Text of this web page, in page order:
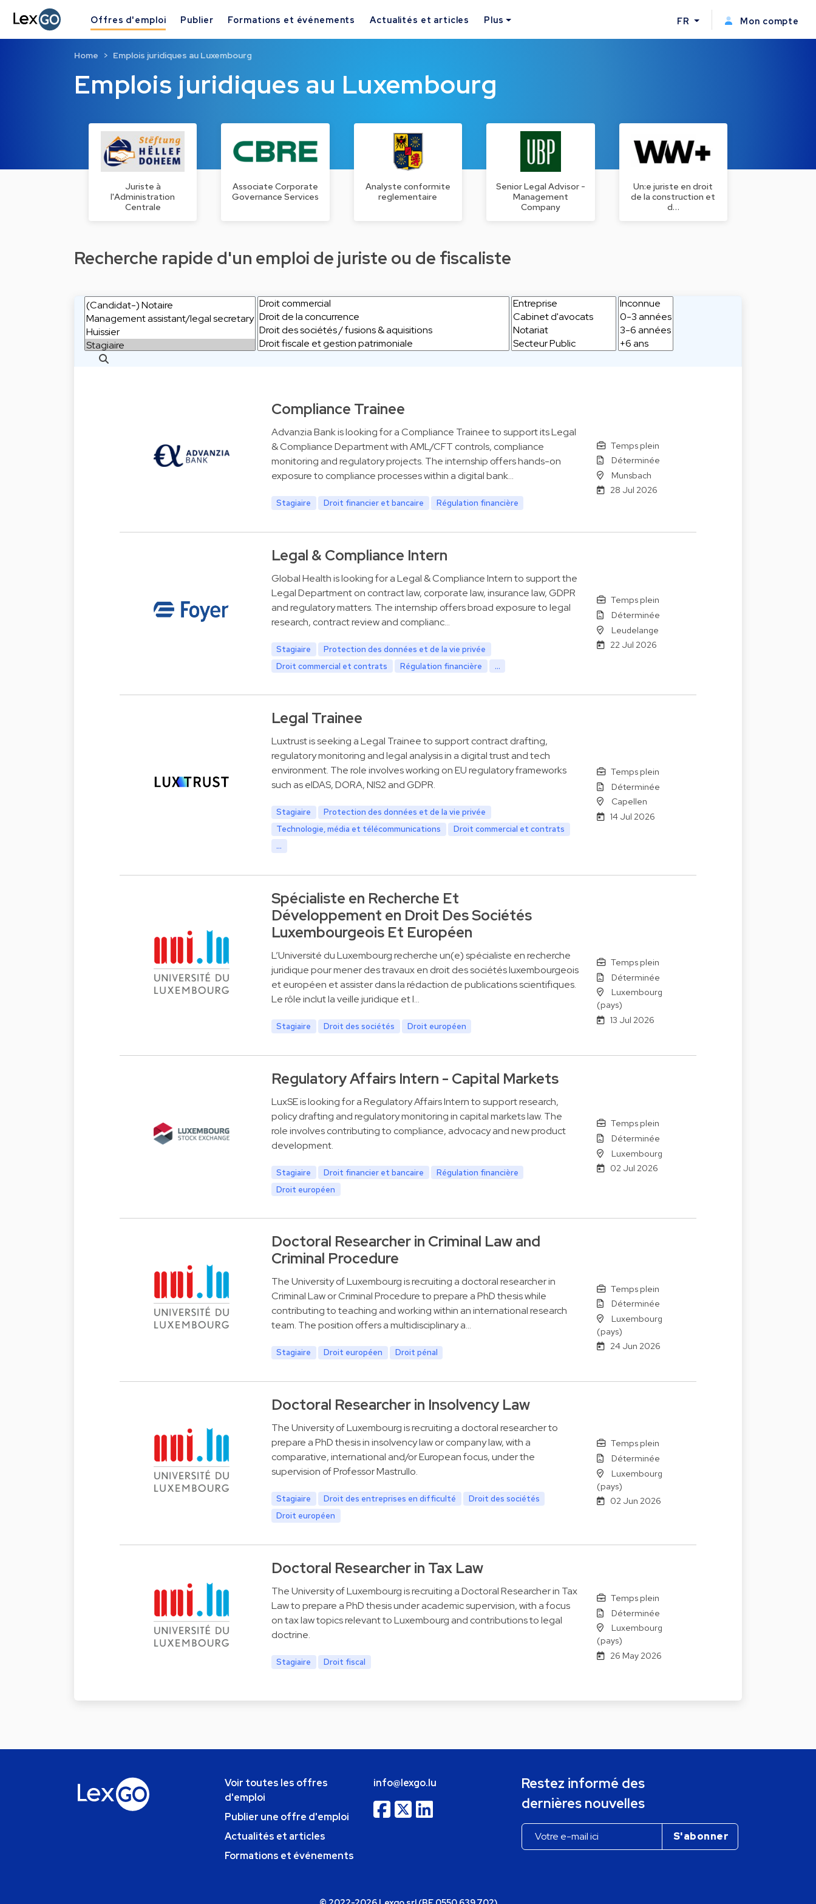
Offres d'emploi Publier Formations et événements Actualités et articles Plus FR Mon compte
Emplois juridiques au Luxembourg
Home Emplois juridiques au Luxembourg
Juriste à
l'Administration
Centrale
Associate Corporate
Governance Services
Analyste conformite
reglementaire
Senior Legal Advisor -
Management
Company
Un:e juriste en droit
de la construction et
d…
Recherche rapide d'un emploi de juriste ou de fiscaliste
Compliance Trainee
Advanzia Bank is looking for a Compliance Trainee to support its Legal
& Compliance Department with AML/CFT controls, compliance
monitoring and regulatory projects. The internship offers hands-on
exposure to compliance processes within a digital bank…
Stagiaire Droit financier et bancaire Régulation financière
Temps plein
Déterminée
Munsbach
28 Jul 2026
Legal & Compliance Intern
Global Health is looking for a Legal & Compliance Intern to support the
Legal Department on contract law, corporate law, insurance law, GDPR
and regulatory matters. The internship offers broad exposure to legal
research, contract review and complianc…
Stagiaire
Protection des données et de la vie privée
Droit commercial et contrats
Régulation financière ...
Temps plein
Déterminée
Leudelange
22 Jul 2026
Legal Trainee
Luxtrust is seeking a Legal Trainee to support contract drafting,
regulatory monitoring and legal analysis in a digital trust and tech
environment. The role involves working on EU regulatory frameworks
such as eIDAS, DORA, NIS2 and GDPR.
Stagiaire
Protection des données et de la vie privée
Technologie, média et télécommunications
Droit commercial et contrats
...
Temps plein
Déterminée
Capellen
14 Jul 2026
Spécialiste en Recherche Et
Développement en Droit Des Sociétés
Luxembourgeois Et Européen
L’Université du Luxembourg recherche un(e) spécialiste en recherche
juridique pour mener des travaux en droit des sociétés luxembourgeois
et européen et assister dans la rédaction de publications scientifiques.
Le rôle inclut la veille juridique et l…
Stagiaire Droit des sociétés Droit européen
Temps plein
Déterminée
Luxembourg
(pays)
13 Jul 2026
Regulatory Affairs Intern - Capital Markets
LuxSE is looking for a Regulatory Affairs Intern to support research,
policy drafting and regulatory monitoring in capital markets law. The
role involves contributing to compliance, advocacy and new product
development.
Stagiaire Droit financier et bancaire
Régulation financière
Droit européen
Temps plein
Déterminée
Luxembourg
02 Jul 2026
Doctoral Researcher in Criminal Law and
Criminal Procedure
The University of Luxembourg is recruiting a doctoral researcher in
Criminal Law or Criminal Procedure to prepare a PhD thesis while
contributing to teaching and working within an international research
team. The position offers a multidisciplinary a…
Stagiaire Droit européen Droit pénal
Temps plein
Déterminée
Luxembourg
(pays)
24 Jun 2026
Doctoral Researcher in Insolvency Law
The University of Luxembourg is recruiting a doctoral researcher to
prepare a PhD thesis in insolvency law or company law, with a
comparative, international and/or European focus, under the
supervision of Professor Mastrullo.
Stagiaire Droit des entreprises en difficulté
Droit des sociétés
Droit européen
Temps plein
Déterminée
Luxembourg
(pays)
02 Jun 2026
Doctoral Researcher in Tax Law
The University of Luxembourg is recruiting a Doctoral Researcher in Tax
Law to prepare a PhD thesis under academic supervision, with a focus
on tax law topics relevant to Luxembourg and contributions to legal
doctrine.
Stagiaire Droit fiscal
Temps plein
Déterminée
Luxembourg
(pays)
26 May 2026
Voir toutes les offres
d'emploi
Publier une offre d'emploi
Actualités et articles
Formations et événements
info@lexgo.lu
Restez informé des
dernières nouvelles